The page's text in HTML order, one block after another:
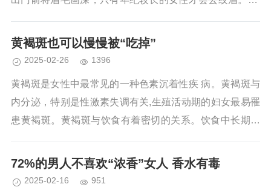
会考虑纹眉。...
黄褐斑也可以慢慢被“吃掉”
2025-02-26 1396
黄褐斑是女性中最常见的一种色素沉着性疾 病。黄褐斑与
内分泌，特别是性激素失调有关,生殖活动期的妇女最易罹
患黄褐斑。黄褐斑与饮食有着密切的关系。饮食中长期缺
72%的男人不喜欢“浓香”女人 香水有毒
2025-02-16 951